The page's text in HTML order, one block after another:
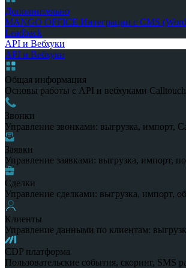
Дополнительно
MANGO OFFICE Интеграции с CMS
Leadback
API и Вебхуки
API и Вебхуки
Общая информация
Основы работы с API и вебхуками Calltouch
Звонки
Управление звонками: выгрузка, импорт,
Заявки
Управление заявками: выгрузка, импорт,
Сделки
Управление сделками: выгрузка, импорт,
Клиенты
Управление данными по клиентам:
CDP платформа
Пользовательские события, скоринг, SMS